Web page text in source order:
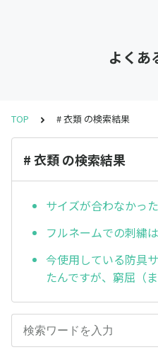
よくあ
TOP # 衣類 の検索結果
# 衣類 の検索結果
サイズが合わなかっ
フルネームでの刺繍
今使用している防具
たんですが、窮屈（